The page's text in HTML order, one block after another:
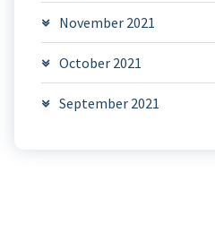
November 2021
October 2021
September 2021